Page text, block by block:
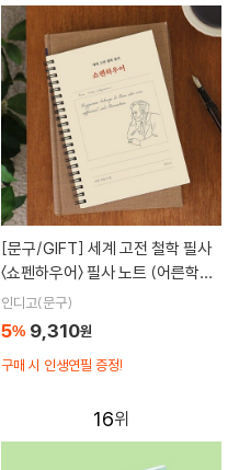
[문구/GIFT]
〈쇼펜하우어〉 필사 노트 (어른학습
지 ⑮)
인디고(문구)
구매 시 인생연필 증정!
5% 9,310원
16